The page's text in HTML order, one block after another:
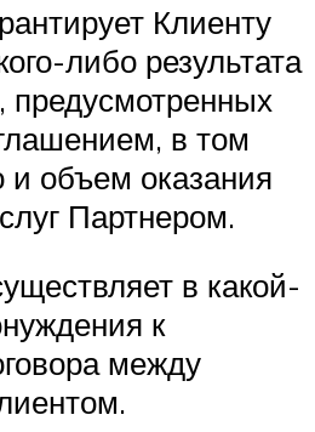
Клиенту
либо результата
предусмотренных
в том
и объем оказания
Партнером.
в какой-
к
между